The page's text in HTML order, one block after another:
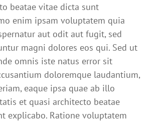
beatae vitae dicta sunt
enim ipsam voluptatem quia
aut odit aut fugit, sed
magni dolores eos qui. Sed ut
omnis iste natus error sit
doloremque laudantium,
eaque ipsa quae ab illo
et quasi architecto beatae
explicabo. Ratione voluptatem